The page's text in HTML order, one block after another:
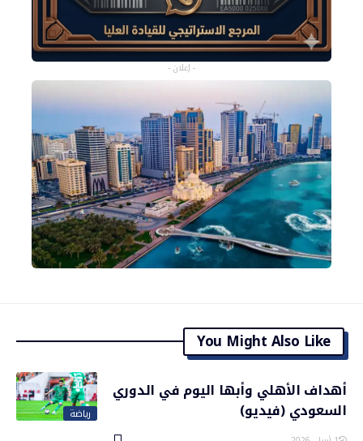
- إعلان -
You Might Also Like
رياضة
أهداف الأهلي وأبها اليوم في الدوري
السعودي (فيديو)